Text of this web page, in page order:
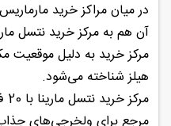
در میان مراکز خرید
آن هم به مرکز خرید نتسل
مرکز خرید به دلیل موقعیت
هیلز شناخته می‌شود.
مرجع برای ولخرجی‌های